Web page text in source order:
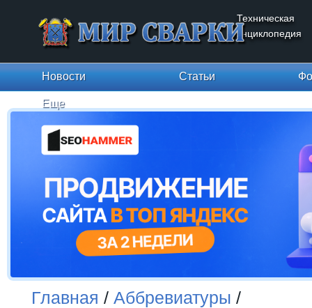
Техническая
энциклопедия
Новости Статьи
Еще
Главная / Аббревиатуры /